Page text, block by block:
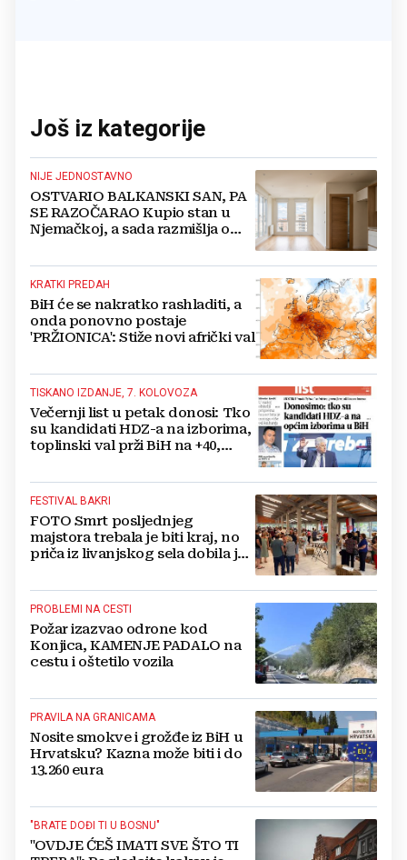
Još iz kategorije
NIJE JEDNOSTAVNO
OSTVARIO BALKANSKI SAN, PA
SE RAZOČARAO Kupio stan u
Njemačkoj, a sada razmišlja o
KRATKI PREDAH
BiH će se nakratko rashladiti, a
onda ponovno postaje
'PRŽIONICA': Stiže novi afrički val
TISKANO IZDANJE, 7. KOLOVOZA
Večernji list u petak donosi: Tko
su kandidati HDZ-a na izborima,
toplinski val prži BiH na +40,
FESTIVAL BAKRI
FOTO Smrt posljednjeg
majstora trebala je biti kraj, no
priča iz livanjskog sela dobila je
PROBLEMI NA CESTI
Požar izazvao odrone kod
Konjica, KAMENJE PADALO na
cestu i oštetilo vozila
PRAVILA NA GRANICAMA
Nosite smokve i grožđe iz BiH u
Hrvatsku? Kazna može biti i do
13.260 eura
"BRATE DOĐI TI U BOSNU"
"OVDJE ĆEŠ IMATI SVE ŠTO TI